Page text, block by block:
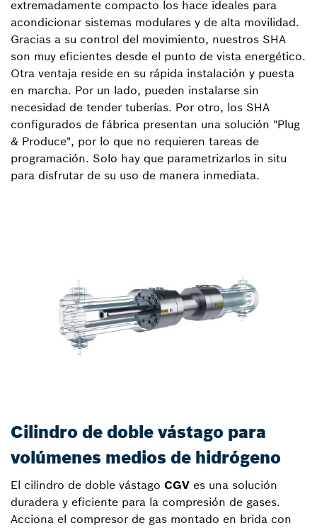
extremadamente compacto los hace ideales para
acondicionar sistemas modulares y de alta movilidad.
Gracias a su control del movimiento, nuestros SHA
son muy eficientes desde el punto de vista energético.
Otra ventaja reside en su rápida instalación y puesta
en marcha. Por un lado, pueden instalarse sin
necesidad de tender tuberías. Por otro, los SHA
configurados de fábrica presentan una solución "Plug
& Produce", por lo que no requieren tareas de
programación. Solo hay que parametrizarlos in situ
para disfrutar de su uso de manera inmediata.
Cilindro de doble vástago para
volúmenes medios de hidrógeno
El cilindro de doble vástago CGV es una solución
duradera y eficiente para la compresión de gases.
Acciona el compresor de gas montado en brida con